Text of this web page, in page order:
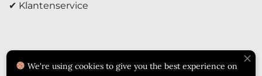
✔ Klantenservice
We're using cookies to give you the best experience on